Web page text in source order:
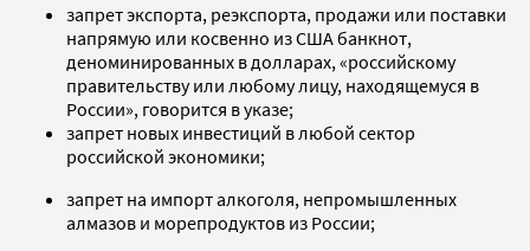
запрет экспорта, реэкспорта, продажи или поставки
напрямую или косвенно из США банкнот,
деноминированных в долларах, «российскому
правительству или любому лицу, находящемуся в
России», говорится в указе;
запрет новых инвестиций в любой сектор
российской экономики;
запрет на импорт алкоголя, непромышленных
алмазов и морепродуктов из России;